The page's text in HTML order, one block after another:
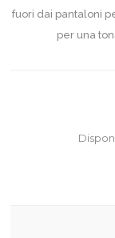
fuori dai pantaloni
per una